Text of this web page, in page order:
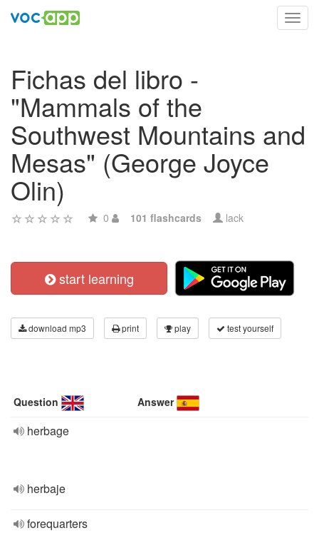
Fichas del libro -
"Mammals of the
Southwest Mountains and
Mesas" (George Joyce
Olin)
0 101 flashcards lack
start learning
download mp3 print play test yourself
Question Answer
herbage
herbaje
forequarters